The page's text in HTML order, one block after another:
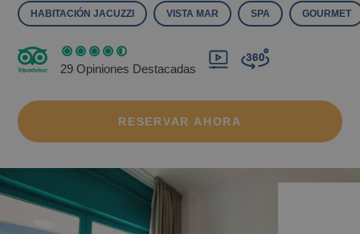
HABITACIÓN JACUZZI VISTA MAR SPA GOURMET
29 Opiniones Destacadas
RESERVAR AHORA